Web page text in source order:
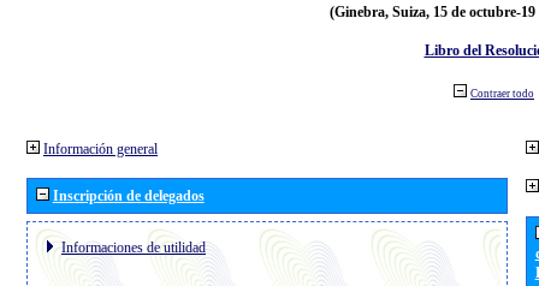
(Ginebra, Suiza, 15 de octubre-19
Libro del
Contraer todo
Información general
Inscripción de delegados
Informaciones de utilidad